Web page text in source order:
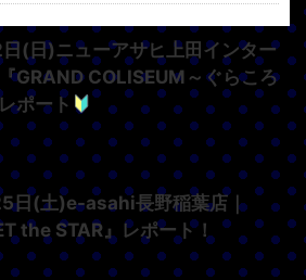
(日)ニューアサヒ上田インター
GRAND COLISEUM～ぐらころ
ポート
日(土)e-asahi長野稲葉店｜
the STAR』レポート！